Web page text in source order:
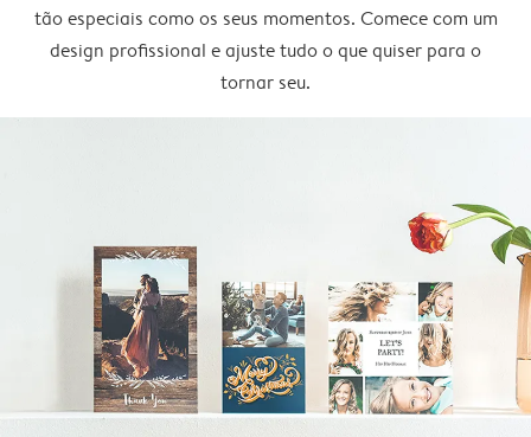
tão especiais como os seus momentos. Comece com um
design profissional e ajuste tudo o que quiser para o
tornar seu.